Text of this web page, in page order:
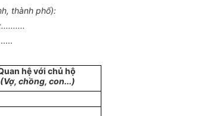
thành phố):
hệ với chủ hộ
(Vợ, chồng, con...)